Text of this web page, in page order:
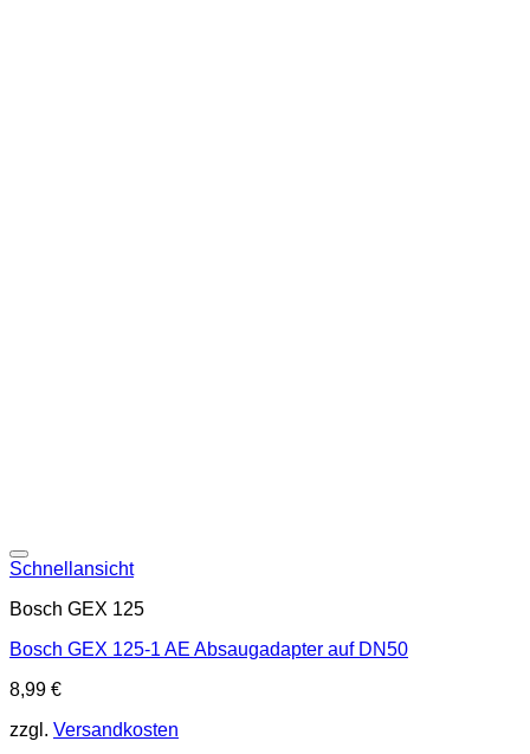
Schnellansicht
Bosch GEX 125
Bosch GEX 125-1 AE Absaugadapter auf DN50
8,99 €
zzgl. Versandkosten